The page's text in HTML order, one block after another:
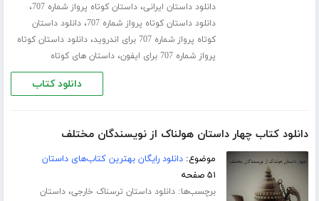
دانلود داستان ایرانی،داستان کوتاه پرواز شماره 707 ،
دانلود داستان کوتاه پرواز شماره 707 ،دانلود داستان
کوتاه پرواز شماره 707 برای اندروید
،دانلود داستان کوتاه
پرواز شماره 707 برای ایفون
،داستان های کوتاه
دانلود کتاب
دانلود کتاب چهار داستان هولناک از نویسندگان مختلف
موضوع:دانلود رایگان بهترین کتاب‌های داستان
۵۱ صفحه
برچسب‌ها:دانلود داستان ترسناک خارجی،داستان